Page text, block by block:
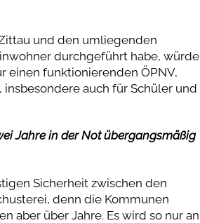
und den umliegenden
durchgeführt habe, würde
einen funktionierenden ÖPNV,
auch für Schüler und
Jahre in der Not übergangsmäßig
Sicherheit zwischen den
denn die Kommunen
aber über Jahre. Es wird so nur an